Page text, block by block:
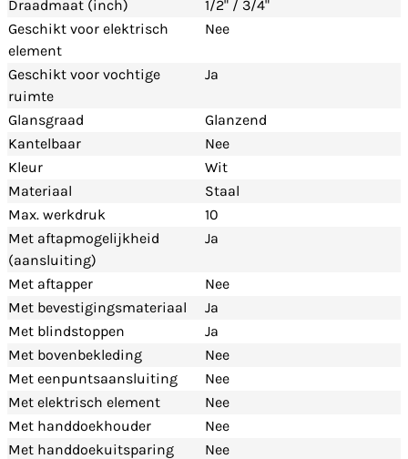
Draadmaat (inch)
1/2" / 3/4"
Geschikt voor elektrisch
element
Nee
Geschikt voor vochtige
ruimte
Ja
Glansgraad
Glanzend
Kantelbaar
Nee
Kleur
Wit
Materiaal
Staal
Max. werkdruk
10
Met aftapmogelijkheid
(aansluiting)
Ja
Met aftapper
Nee
Met bevestigingsmateriaal
Ja
Met blindstoppen
Ja
Met bovenbekleding
Nee
Met eenpuntsaansluiting
Nee
Met elektrisch element
Nee
Met handdoekhouder
Nee
Met handdoekuitsparing
Nee